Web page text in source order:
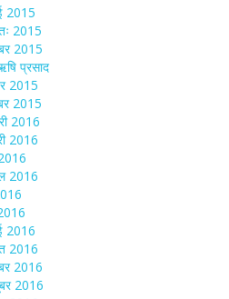
2015
2015
2015
प्रसाद
2015
2015
2016
2016
2016
2016
2016
2016
2016